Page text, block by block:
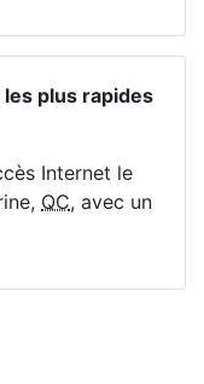
plus rapides
Internet le
QC, avec un